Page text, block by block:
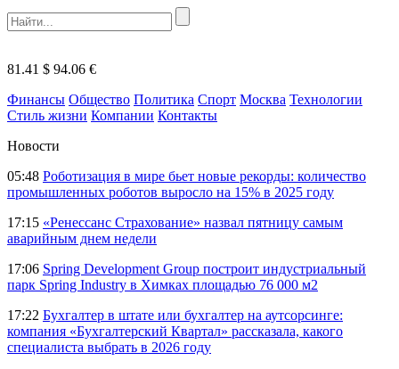
81.41 $ 94.06 €
Финансы Общество Политика Спорт Москва Технологии
Стиль жизни Компании Контакты
Новости
05:48 Роботизация в мире бьет новые рекорды: количество
промышленных роботов выросло на 15% в 2025 году
17:15 «Ренессанс Страхование» назвал пятницу самым
аварийным днем недели
17:06 Spring Development Group построит индустриальный
парк Spring Industry в Химках площадью 76 000 м2
17:22 Бухгалтер в штате или бухгалтер на аутсорсинге:
компания «Бухгалтерский Квартал» рассказала, какого
специалиста выбрать в 2026 году